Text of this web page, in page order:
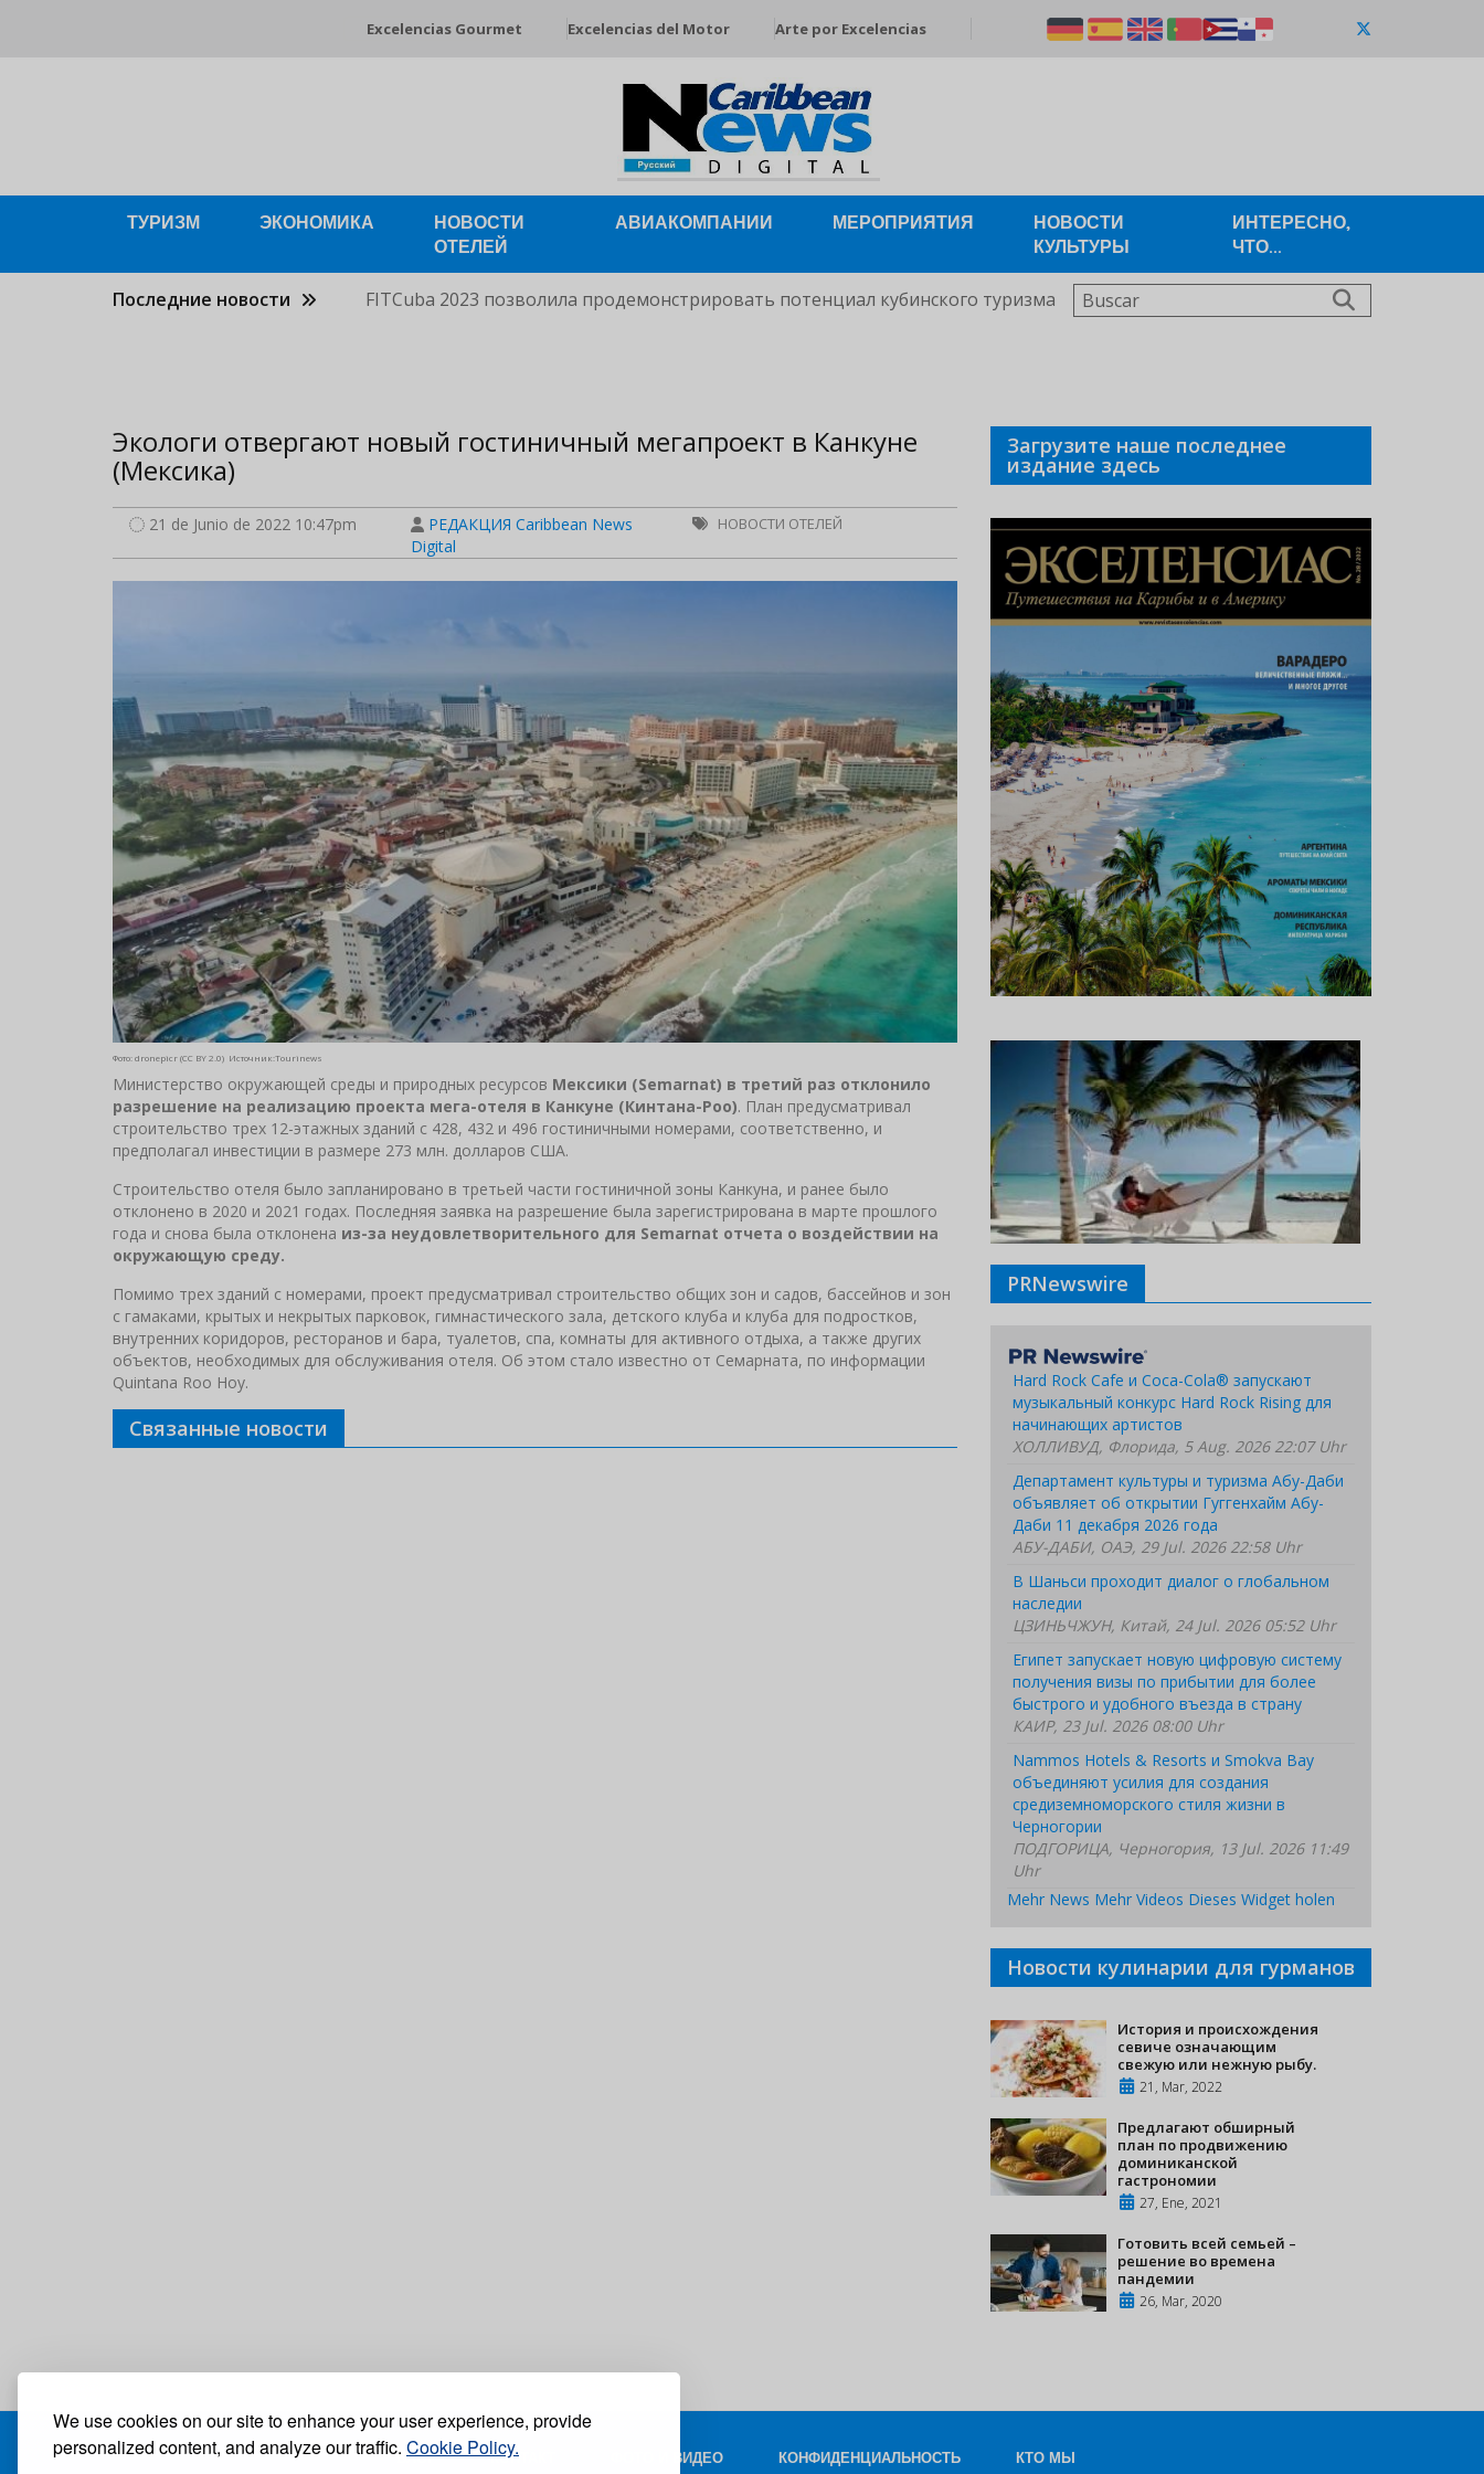
We use cookies on our site to enhance your user experience, provide
personalized content, and analyze our traffic. Cookie Policy.
Excelencias Gourmet Excelencias del Motor Arte por Excelencias
ТУРИЗМ ЭКОНОМИКА
НОВОСТИ
ОТЕЛЕЙ
АВИАКОМПАНИИ МЕРОПРИЯТИЯ
НОВОСТИ
КУЛЬТУРЫ
ИНТЕРЕСНО,
ЧТО...
Последние новости FITCuba 2023 позволила продемонстрировать потенциал кубинского туризма Buscar
Экологи отвергают новый гостиничный мегапроект в Канкуне
(Мексика)
21 de Junio de 2022 10:47pm
РЕДАКЦИЯ Caribbean News
Digital
НОВОСТИ ОТЕЛЕЙ
Фото: dronepicr (CC BY 2.0) Источник:Tourinews
Министерство окружающей среды и природных ресурсов Мексики (Semarnat) в третий раз отклонило
разрешение на реализацию проекта мега-отеля в Канкуне (Кинтана-Роо). План предусматривал
строительство трех 12-этажных зданий с 428, 432 и 496 гостиничными номерами, соответственно, и
предполагал инвестиции в размере 273 млн. долларов США.
Строительство отеля было запланировано в третьей части гостиничной зоны Канкуна, и ранее было
отклонено в 2020 и 2021 годах. Последняя заявка на разрешение была зарегистрирована в марте прошлого
года и снова была отклонена из-за неудовлетворительного для Semarnat отчета о воздействии на
окружающую среду.
Помимо трех зданий с номерами, проект предусматривал строительство общих зон и садов, бассейнов и зон
с гамаками, крытых и некрытых парковок, гимнастического зала, детского клуба и клуба для подростков,
внутренних коридоров, ресторанов и бара, туалетов, спа, комнаты для активного отдыха, а также других
объектов, необходимых для обслуживания отеля. Об этом стало известно от Семарната, по информации
Quintana Roo Hoy.
Связанные новости
Загрузите наше последнее
издание здесь
PRNewswire
Hard Rock Cafe и Coca-Cola® запускают
музыкальный конкурс Hard Rock Rising для
начинающих артистов
ХОЛЛИВУД, Флорида, 5 Aug. 2026 22:07 Uhr
Департамент культуры и туризма Абу-Даби
объявляет об открытии Гуггенхайм Абу-
Даби 11 декабря 2026 года
АБУ-ДАБИ, ОАЭ, 29 Jul. 2026 22:58 Uhr
В Шаньси проходит диалог о глобальном
наследии
ЦЗИНЬЧЖУН, Китай, 24 Jul. 2026 05:52 Uhr
Египет запускает новую цифровую систему
получения визы по прибытии для более
быстрого и удобного въезда в страну
КАИР, 23 Jul. 2026 08:00 Uhr
Nammos Hotels & Resorts и Smokva Bay
объединяют усилия для создания
средиземноморского стиля жизни в
Черногории
ПОДГОРИЦА, Черногория, 13 Jul. 2026 11:49
Uhr
Mehr News Mehr Videos Dieses Widget holen
Новости кулинарии для гурманов
История и происхождения
севиче означающим
свежую или нежную рыбу.
21, Mar, 2022
Предлагают обширный
план по продвижению
доминиканской
гастрономии
27, Ene, 2021
Готовить всей семьей –
решение во времена
пандемии
26, Mar, 2020
БЛОГ КОНТАКТ ФОТО И ВИДЕО КОНФИДЕНЦИАЛЬНОСТЬ КТО МЫ